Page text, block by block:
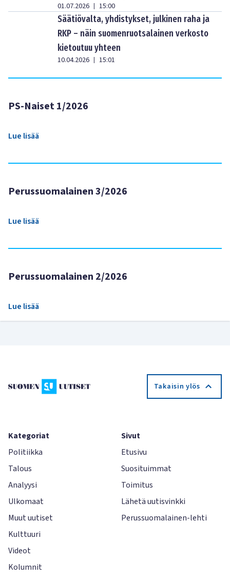
01.07.2026 | 15:00
Säätiövalta, yhdistykset, julkinen raha ja
RKP – näin suomenruotsalainen verkosto
kietoutuu yhteen
10.04.2026 | 15:01
PS-Naiset 1/2026
Lue lisää
Perussuomalainen 3/2026
Lue lisää
Perussuomalainen 2/2026
Lue lisää
Takaisin ylös
Kategoriat
Politiikka
Talous
Analyysi
Ulkomaat
Muut uutiset
Kulttuuri
Videot
Kolumnit
Sivut
Etusivu
Suosituimmat
Toimitus
Lähetä uutisvinkki
Perussuomalainen-lehti